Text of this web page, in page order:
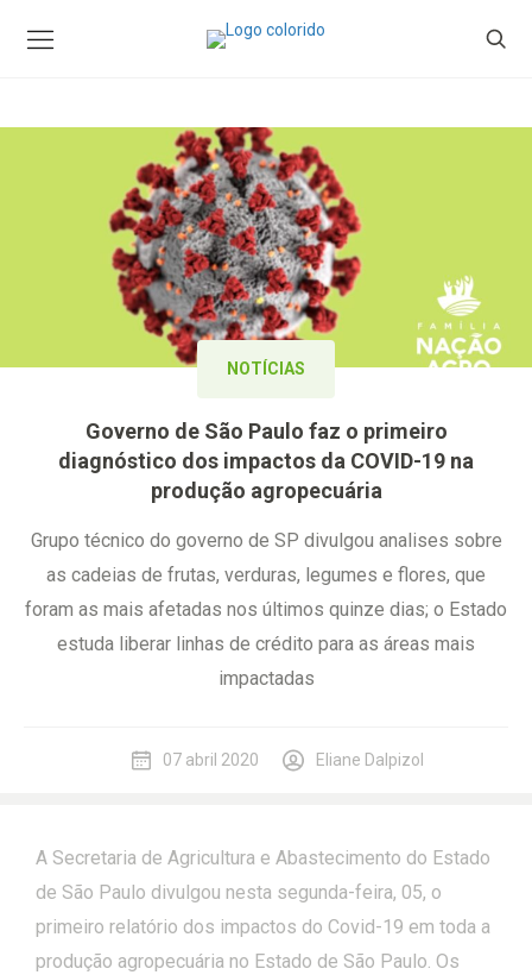
NOTÍCIAS
Governo de São Paulo faz o primeiro
diagnóstico dos impactos da COVID-19 na
produção agropecuária
Grupo técnico do governo de SP divulgou analises sobre
as cadeias de frutas, verduras, legumes e flores, que
foram as mais afetadas nos últimos quinze dias; o Estado
estuda liberar linhas de crédito para as áreas mais
impactadas
07 abril 2020 Eliane Dalpizol
A Secretaria de Agricultura e Abastecimento do Estado
de São Paulo divulgou nesta segunda-feira, 05, o
primeiro relatório dos impactos do Covid-19 em toda a
produção agropecuária no Estado de São Paulo. Os